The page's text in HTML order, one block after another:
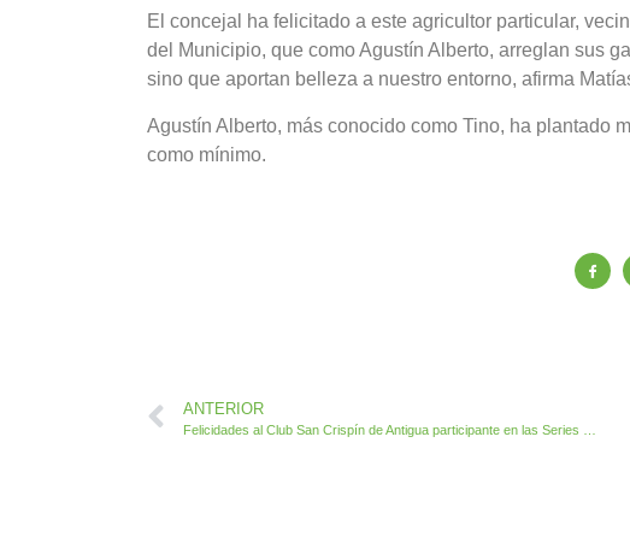
El concejal ha felicitado a este agricultor particular,
del Municipio, que como Agustín Alberto, arreglan sus
sino que aportan belleza a nuestro entorno, afirma
Agustín Alberto, más conocido como Tino, ha plantado
como mínimo.
ANTERIOR